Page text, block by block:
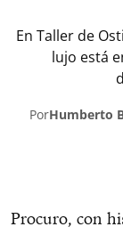
En Taller de
lujo está
PorHumberto
Procuro, con